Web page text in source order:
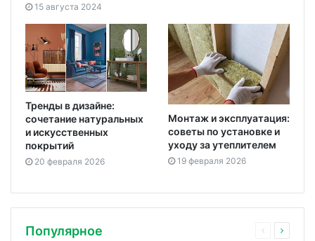
15 августа 2024
Тренды в дизайне:
сочетание натуральных
и искусственных
покрытий
20 февраля 2026
Монтаж и эксплуатация:
советы по установке и
уходу за утеплителем
19 февраля 2026
Популярное